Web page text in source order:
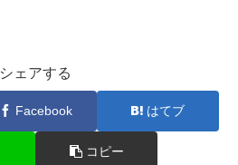
シェアする
Facebook はてブ
コピー